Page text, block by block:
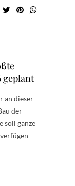
geplant
an dieser
der
soll ganze